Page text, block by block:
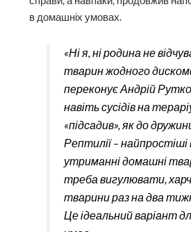
в домашніх умовах.
«Ні я, ні родина не
тварин жодного
переконує Андрій
навіть сусідів на
«підсадив», як до
Рептилії – найпростіші
утриманні домашні
треба вигулювати,
тварини раз на два
Це ідеальний варіант